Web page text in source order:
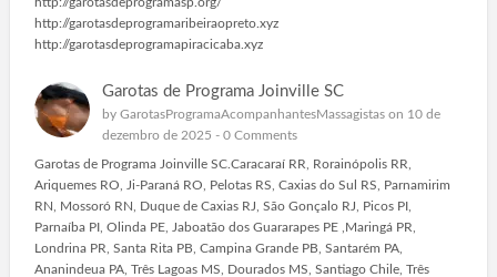
http://garotasdeprogramaribeiraopreto.xyz
http://garotasdeprogramapiracicaba.xyz
Garotas de Programa Joinville SC
by GarotasProgramaAcompanhantesMassagistason 10 de
dezembro de 2025 - 0 Comments
Garotas de Programa Joinville SC.Caracaraí RR, Rorainópolis RR,
Ariquemes RO, Ji-Paraná RO, Pelotas RS, Caxias do Sul RS, Parnamirim
RN, Mossoró RN, Duque de Caxias RJ, São Gonçalo RJ, Picos PI,
Parnaíba PI, Olinda PE, Jaboatão dos Guararapes PE ,Maringá PR,
Londrina PR, Santa Rita PB, Campina Grande PB, Santarém PA,
Ananindeua PA, Três Lagoas MS, Dourados MS, Santiago Chile, Três